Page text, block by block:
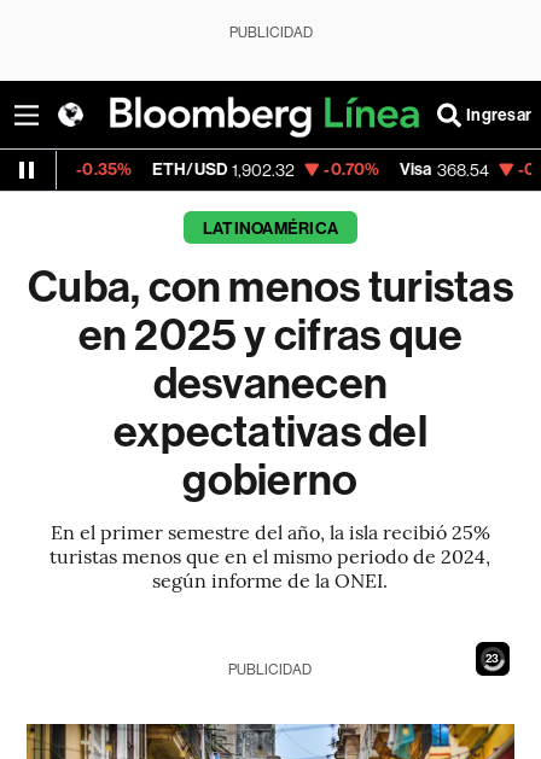
PUBLICIDAD
Ingresar
ETH/USD 1,902.32 -0.70% Visa 368.54 -0.28%
LATINOAMÉRICA
Cuba, con menos turistas
en 2025 y cifras que
desvanecen
expectativas del
gobierno
En el primer semestre del año, la isla recibió 25%
turistas menos que en el mismo periodo de 2024,
según informe de la ONEI.
21
PUBLICIDAD